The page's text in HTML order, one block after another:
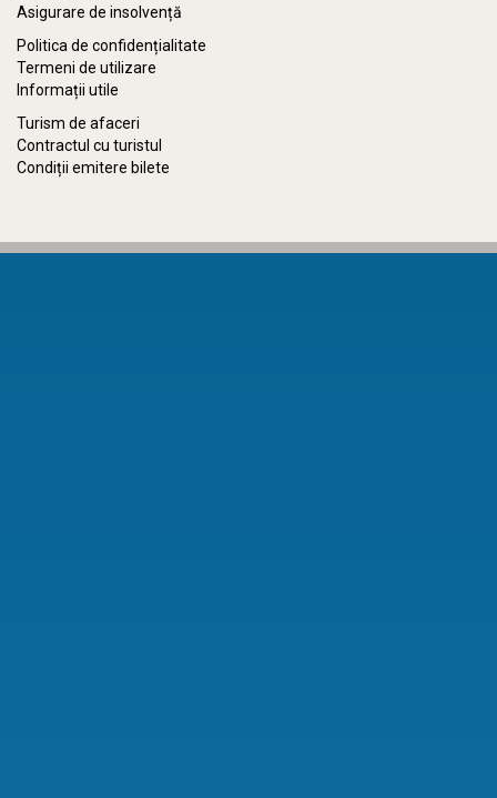
Asigurare de insolvență
Politica de confidențialitate
Termeni de utilizare
Informații utile
Turism de afaceri
Contractul cu turistul
Condiții emitere bilete